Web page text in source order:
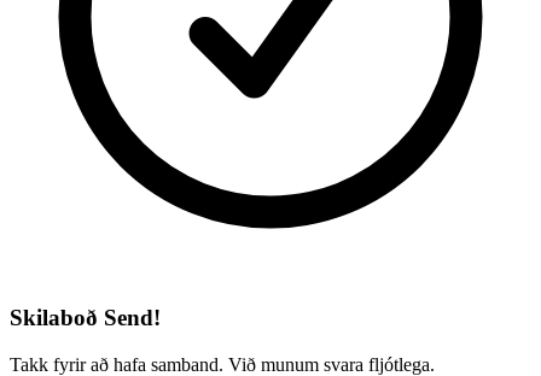
Skilaboð Send!
Takk fyrir að hafa samband. Við munum svara fljótlega.